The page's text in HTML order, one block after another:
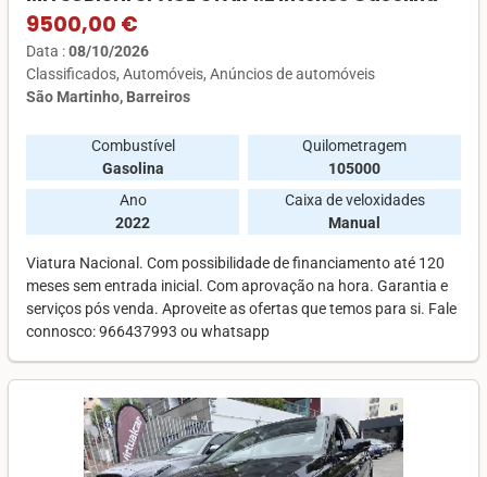
9500,00 €
Data :08/10/2026
Classificados Automóveis Anúncios de automóveis
São Martinho, Barreiros
Combustível
Gasolina
Quilometragem
105000
Ano
2022
Caixa de veloxidades
Manual
Viatura Nacional. Com possibilidade de financiamento até 120
meses sem entrada inicial. Com aprovação na hora. Garantia e
serviços pós venda. Aproveite as ofertas que temos para si. Fale
connosco: 966437993 ou whatsapp